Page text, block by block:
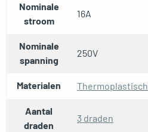
Nominale
stroom
16A
Nominale
spanning
250V
Materialen Thermoplastisch
Aantal
draden
3 draden